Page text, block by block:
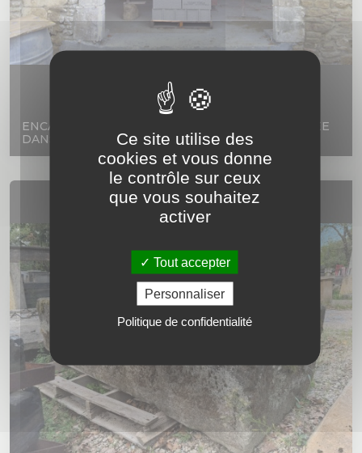
ENCADREMENTS EN PIERRE ANCIENNE RÉALISÉE
DANS NOTRE ATELIER DE TAILLE
Ce site utilise des
cookies et vous donne
le contrôle sur ceux
que vous souhaitez
activer
Tout accepter
Personnaliser
Politique de confidentialité